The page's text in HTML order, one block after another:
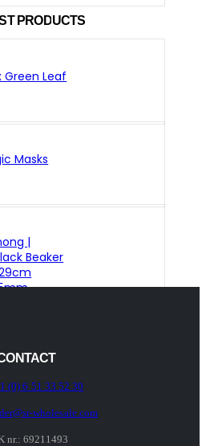
PRODUCTS
Green Leaf
Masks
|
Beaker
(0) 6 51 33 52 30
wholesale.com
nr.: 69211493